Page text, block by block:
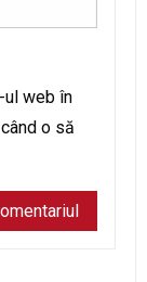
ul web în
o să